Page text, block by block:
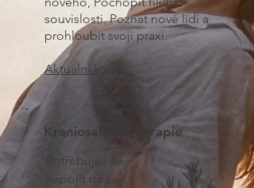
souvislosti. Poznat nové lidi a
prohloubit svoji praxi.
Aktuální kurzy
Kraniosakrální terapie
Potřebuješ se
napojit na své